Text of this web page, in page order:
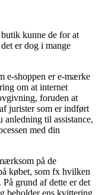
kunne de for at
er dog i mange
e-shoppen er e-mærke
om at internet
foruden at
jurister som er indført
til assistance,
med din
på de
købet, som fx hvilken
grund af dette er det
beholder ens kvittering